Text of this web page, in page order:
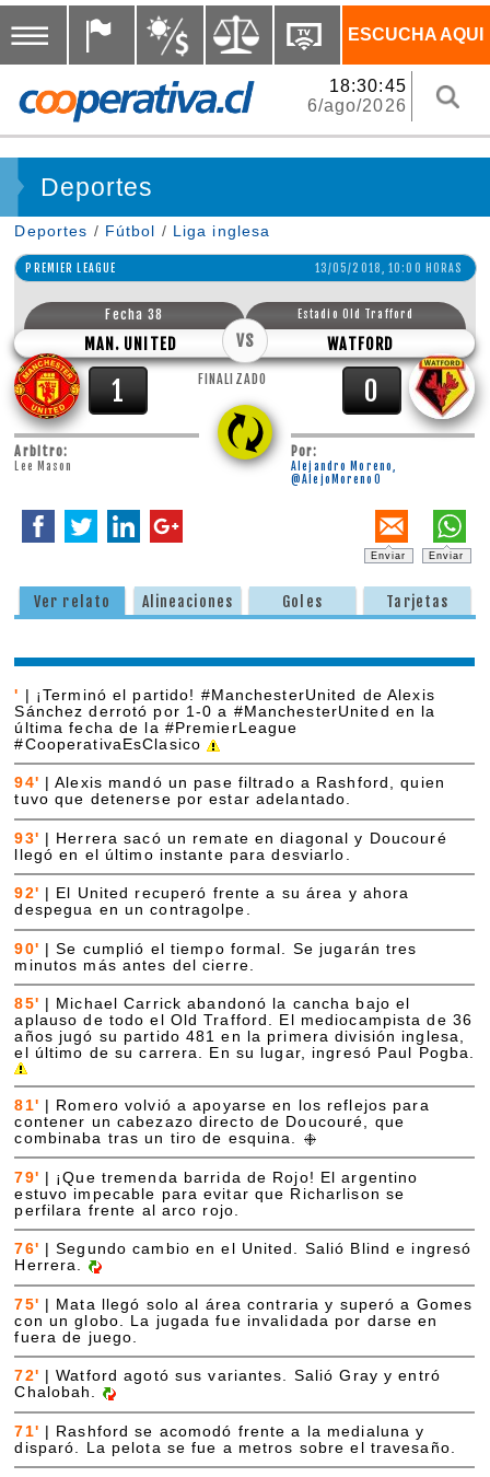
ESCUCHA AQUI
18:30:45
6/ago/2026
Deportes
Deportes / Fútbol / Liga inglesa
PREMIER LEAGUE 13/05/2018, 10:00 HORAS
Fecha 38
MAN. UNITED
Estadio Old Trafford
WATFORD
VS
1 FINALIZADO 0
Arbitro:
Lee Mason
Por:
Alejandro Moreno,
@AlejoMoreno0
Enviar Enviar
Ver relato Alineaciones Goles Tarjetas
' | ¡Terminó el partido! #ManchesterUnited de Alexis
Sánchez derrotó por 1-0 a #ManchesterUnited en la
última fecha de la #PremierLeague
#CooperativaEsClasico
94' |Alexis mandó un pase filtrado a Rashford, quien
tuvo que detenerse por estar adelantado.
93'
Herrera sacó un remate en diagonal y Doucouré
llegó en el último instante para desviarlo.
92'
El United recuperó frente a su área y ahora
despegua en un contragolpe.
90' |Se cumplió el tiempo formal. Se jugarán tres
minutos más antes del cierre.
85'
Michael Carrick abandonó la cancha bajo el
aplauso de todo el Old Trafford. El mediocampista de 36
años jugó su partido 481 en la primera división inglesa,
el último de su carrera. En su lugar, ingresó Paul Pogba.
81'
Romero volvió a apoyarse en los reflejos para
contener un cabezazo directo de Doucouré, que
combinaba tras un tiro de esquina.
79' | ¡Que tremenda barrida de Rojo! El argentino
estuvo impecable para evitar que Richarlison se
perfilara frente al arco rojo.
76' |Segundo cambio en el United. Salió Blind e ingresó
Herrera.
75' | Mata llegó solo al área contraria y superó a Gomes
con un globo. La jugada fue invalidada por darse en
fuera de juego.
72' |Watford agotó sus variantes. Salió Gray y entró
Chalobah.
71'
Rashford se acomodó frente a la medialuna y
disparó. La pelota se fue a metros sobre el travesaño.